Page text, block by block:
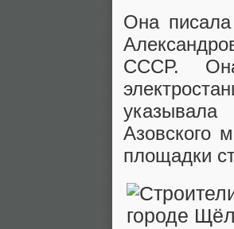
Она
СССР. Она
Азовского
площадки